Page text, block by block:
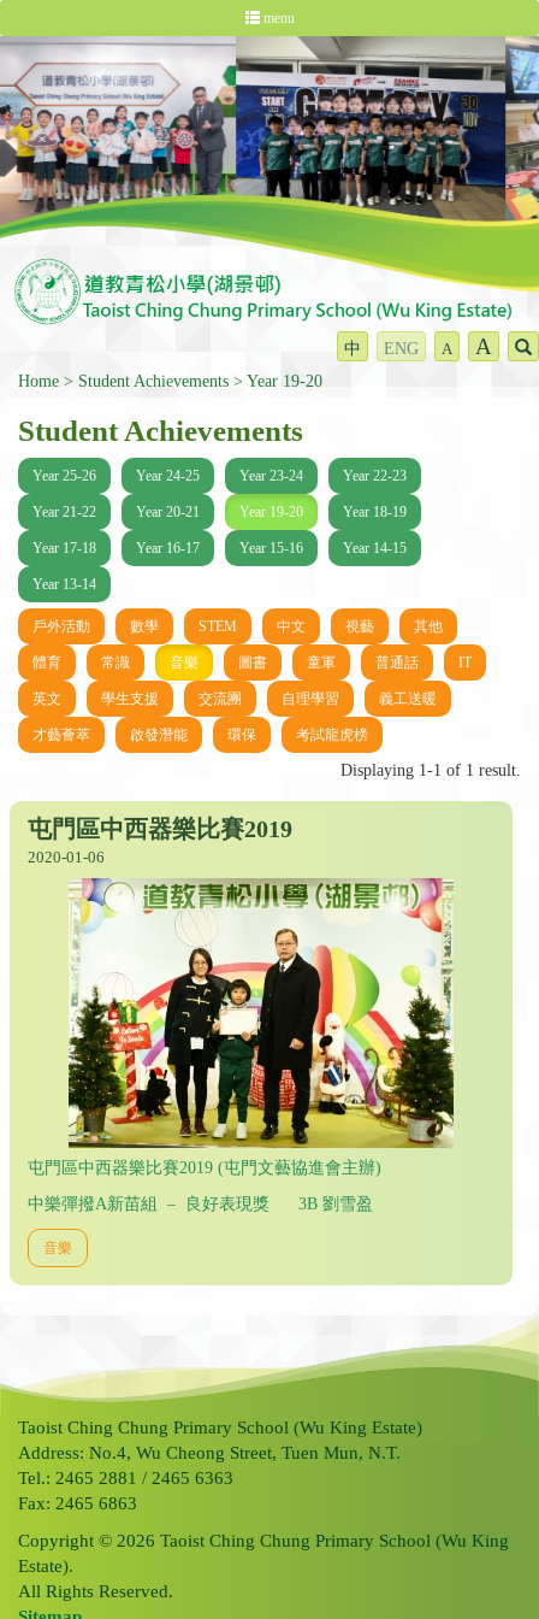
menu
中 ENG A A
Home Student Achievements Year 19-20
Student Achievements
Year 25-26 Year 24-25 Year 23-24 Year 22-23
Year 21-22 Year 20-21 Year 19-20 Year 18-19
Year 17-18 Year 16-17 Year 15-16 Year 14-15
Year 13-14
戶外活動 數學 STEM 中文 視藝 其他
體育 常識 音樂 圖書 童軍 普通話 IT
英文 學生支援 交流團 自理學習 義工送暖
才藝薈萃 啟發潛能 環保 考試龍虎榜
Displaying 1-1 of 1 result.
屯門區中西器樂比賽2019
2020-01-06
屯門區中西器樂比賽2019 (屯門文藝協進會主辦)
中樂彈撥A新苗組 – 良好表現獎 3B 劉雪盈
音樂
Taoist Ching Chung Primary School (Wu King Estate)
Address: No.4, Wu Cheong Street, Tuen Mun, N.T.
Tel.: 2465 2881 / 2465 6363
Fax: 2465 6863
Copyright © 2026 Taoist Ching Chung Primary School (Wu King
Estate).
All Rights Reserved.